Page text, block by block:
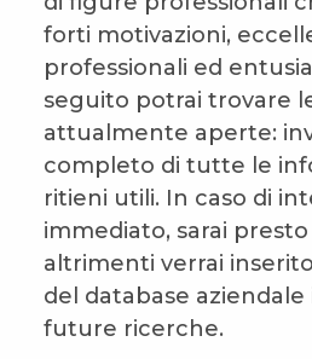
forti motivazioni,
professionali ed
seguito potrai trovare
attualmente aperte:
completo di tutte le
ritieni utili. In caso di
immediato, sarai
altrimenti verrai
del database aziendale
future ricerche.